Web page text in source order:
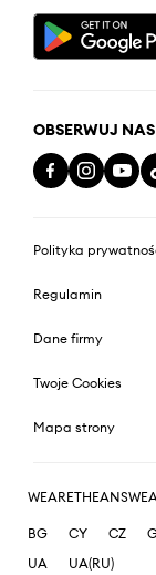
OBSERWUJ
Polityka
Regulamin
Dane firmy
Twoje Cookies
Mapa strony
BG CY CZ
UA
UA(RU)